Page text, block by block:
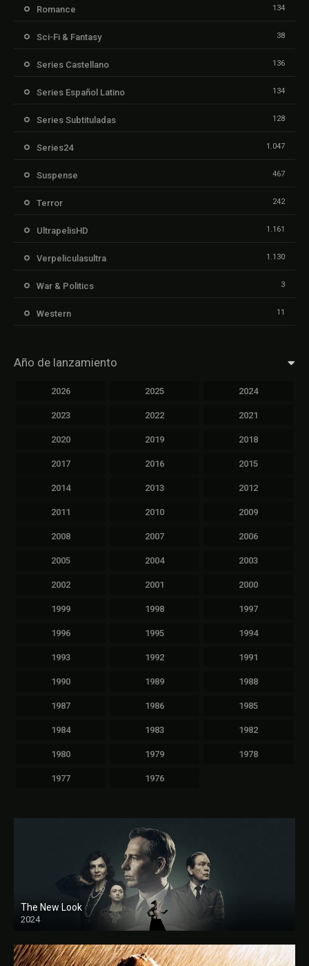
Romance 134
Sci-Fi & Fantasy 38
Series Castellano 136
Series Español Latino 134
Series Subtituladas 128
Series24 1.047
Suspense 467
Terror 242
UltrapelisHD 1.161
Verpeliculasultra 1.130
War & Politics 3
Western 11
Año de lanzamiento
2026 2025 2024
2023 2022 2021
2020 2019 2018
2017 2016 2015
2014 2013 2012
2011 2010 2009
2008 2007 2006
2005 2004 2003
2002 2001 2000
1999 1998 1997
1996 1995 1994
1993 1992 1991
1990 1989 1988
1987 1986 1985
1984 1983 1982
1980 1979 1978
1977 1976
The New Look
2024